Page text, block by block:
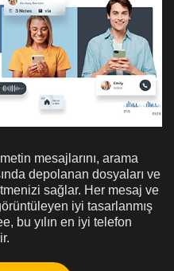
mesajlarını, arama
depolanan dosyaları ve
sağlar. Her mesaj ve
iyi tasarlanmış
bu yılın en iyi telefon